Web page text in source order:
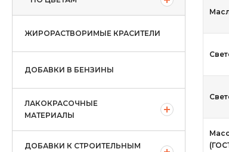
ЖИРОРАСТВОРИМЫЕ КРАСИТЕЛИ
ДОБАВКИ В БЕНЗИНЫ
ЛАКОКРАСОЧНЫЕ
МАТЕРИАЛЫ
ДОБАВКИ К СТРОИТЕЛЬНЫМ